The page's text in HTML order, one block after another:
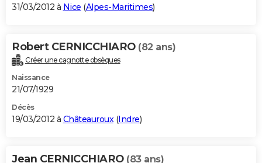
31/03/2012 à Nice (Alpes-Maritimes)
Robert CERNICCHIARO (82 ans)
Créer une cagnotte obsèques
Naissance
21/07/1929
Décès
19/03/2012 à Châteauroux(Indre)
Jean CERNICCHIARO (83 ans)